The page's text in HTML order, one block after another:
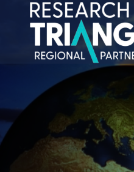
콘텐츠로 건너뛰기